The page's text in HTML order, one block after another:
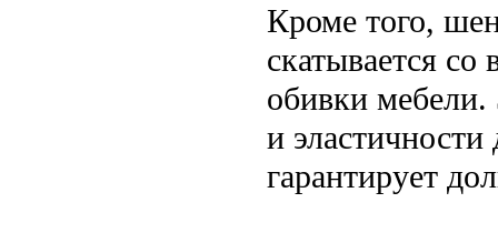
Кроме того,
скатывается
обивки мебели.
и
гарантирует